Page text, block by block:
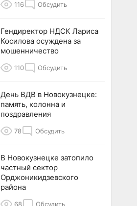
116 Обсудить
Гендиректор НДСК Лариса
Косилова осуждена за
мошенничество
110 Обсудить
День ВДВ в Новокузнецке:
память, колонна и
поздравления
78 Обсудить
В Новокузнецке затопило
частный сектор
Орджоникидзевского
района
68 Обсудить